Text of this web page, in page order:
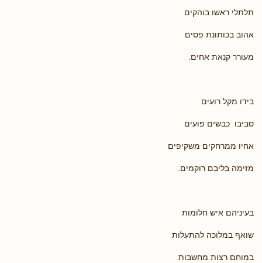
תלתלי ראשו בוהקים
אהוב בכותונת פסים
מעורר קנאת אחים.
בידו מקל רועים
סביבו כבשים פועים
אחיו ממרחקים משקיפים
מזימה בליבם רוקמים.
בעיניהם איש חלומות
שואף במלוכה להתעלות
במוחם רצות מחשבות